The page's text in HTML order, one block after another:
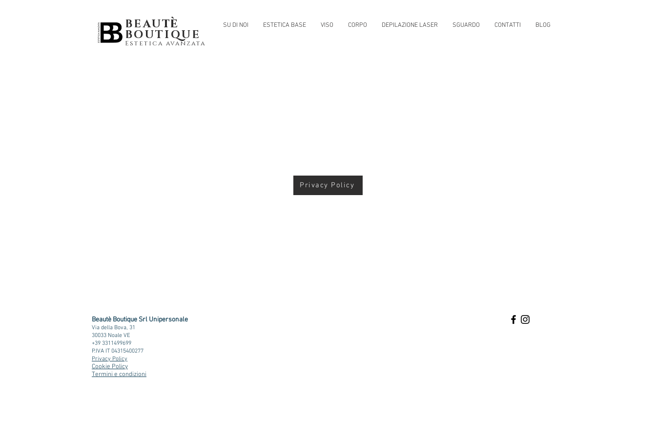
BEAUtè
BOUTIQUE
Estetica avanzata
SU DI NOI ESTETICA BASE VISO CORPO DEPILAZIONE LASER SGUARDO CONTATTI BLOG
Privacy Policy
Beautè Boutique Srl Unipersonale
Via della Bova, 31
30033 Noale VE
+39 3311499699
P.IVA IT 04315400277
Privacy Policy
Cookie Policy
Termini e condizioni